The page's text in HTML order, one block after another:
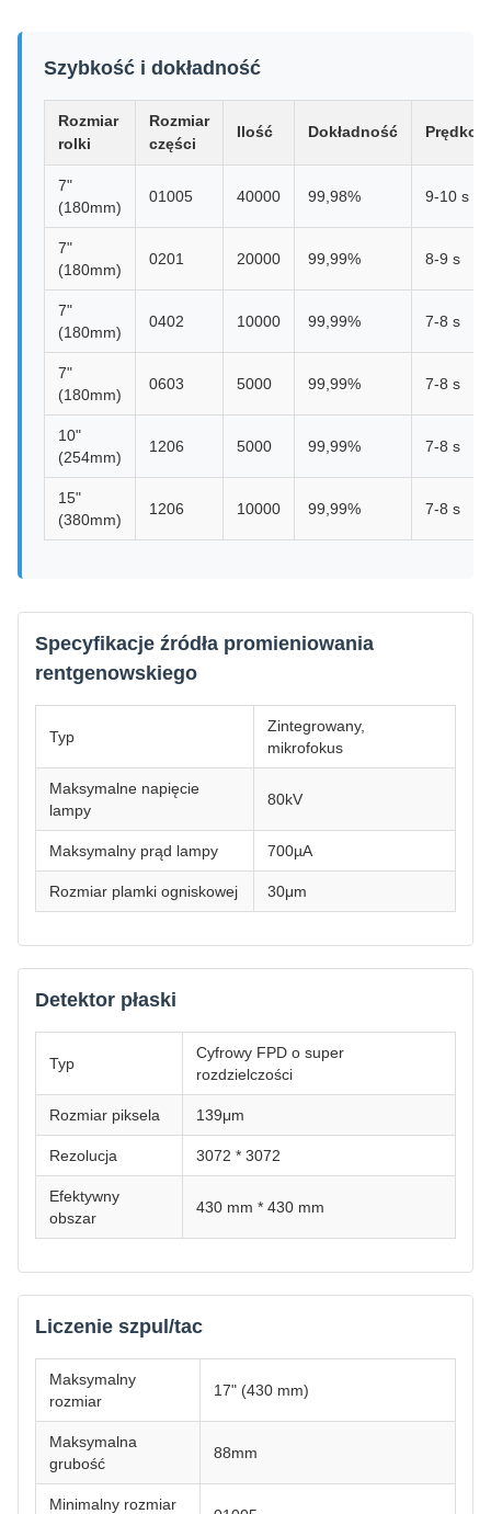
Szybkość i dokładność
Rozmiar
rolki
Rozmiar
części
Ilość Dokładność
7"
(180mm)
01005 40000 99,98% 9-10 s
7"
(180mm)
0201 20000 99,99% 8-9 s
7"
(180mm)
0402 10000 99,99% 7-8 s
7"
(180mm)
0603 5000 99,99% 7-8 s
10"
(254mm)
1206 5000 99,99% 7-8 s
15"
(380mm)
1206 10000 99,99% 7-8 s
Specyfikacje źródła promieniowania
rentgenowskiego
Typ
Zintegrowany,
mikrofokus
Maksymalne napięcie
lampy
80kV
Maksymalny prąd lampy 700µA
Rozmiar plamki ogniskowej 30μm
Detektor płaski
Typ
Cyfrowy FPD o super
rozdzielczości
Rozmiar piksela 139μm
Rezolucja 3072 * 3072
Efektywny
obszar
430 mm * 430 mm
Liczenie szpul/tac
Maksymalny
rozmiar
17" (430 mm)
Maksymalna
grubość
88mm
Minimalny rozmiar